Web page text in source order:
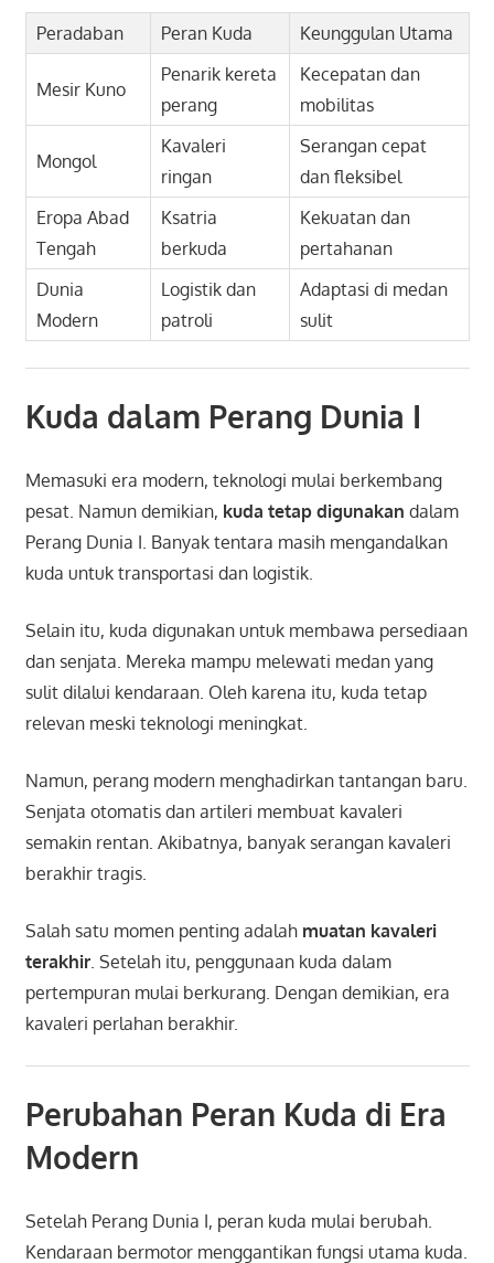
Peradaban Peran Kuda Keunggulan Utama
Mesir Kuno
Penarik kereta
perang
Kecepatan dan
mobilitas
Mongol
Kavaleri
ringan
Serangan cepat
dan fleksibel
Eropa Abad
Tengah
Ksatria
berkuda
Kekuatan dan
pertahanan
Dunia
Modern
Logistik dan
patroli
Adaptasi di medan
sulit
Kuda dalam Perang Dunia I
Memasuki era modern, teknologi mulai berkembang
pesat. Namun demikian, kuda tetap digunakan dalam
Perang Dunia I. Banyak tentara masih mengandalkan
kuda untuk transportasi dan logistik.
Selain itu, kuda digunakan untuk membawa persediaan
dan senjata. Mereka mampu melewati medan yang
sulit dilalui kendaraan. Oleh karena itu, kuda tetap
relevan meski teknologi meningkat.
Namun, perang modern menghadirkan tantangan baru.
Senjata otomatis dan artileri membuat kavaleri
semakin rentan. Akibatnya, banyak serangan kavaleri
berakhir tragis.
Salah satu momen penting adalah muatan kavaleri
terakhir. Setelah itu, penggunaan kuda dalam
pertempuran mulai berkurang. Dengan demikian, era
kavaleri perlahan berakhir.
Perubahan Peran Kuda di Era
Modern
Setelah Perang Dunia I, peran kuda mulai berubah.
Kendaraan bermotor menggantikan fungsi utama kuda.